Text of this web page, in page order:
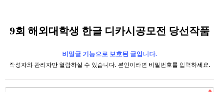
9회 해외대학생 한글 디카시공모전 당선작품
비밀글 기능으로 보호된 글입니다.
작성자와 관리자만 열람하실 수 있습니다. 본인이라면 비밀번호를 입력하세요.